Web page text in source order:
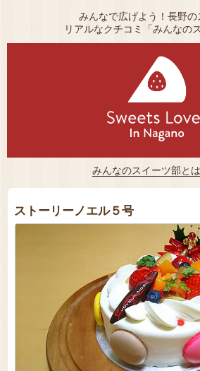
みんなで広げよう！長野の
リアルなクチコミ「みんなの
みんなのスイーツ部と
ストーリーノエル５号